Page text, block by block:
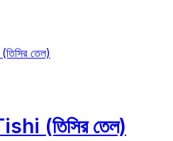
(তিসির তেল)